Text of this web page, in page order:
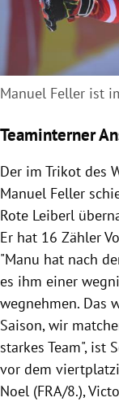
Manuel Feller ist
Teaminterner
Der im Trikot des
Manuel Feller
Rote Leiberl
Er hat 16 Zähler
"Manu hat nach
es ihm einer
wegnehmen. Das
Saison, wir
starkes Team", ist
vor dem
Noel (FRA/8.),